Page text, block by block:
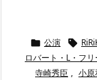
 公演 
ロバート・L・フ
寺崎秀臣 , 小原